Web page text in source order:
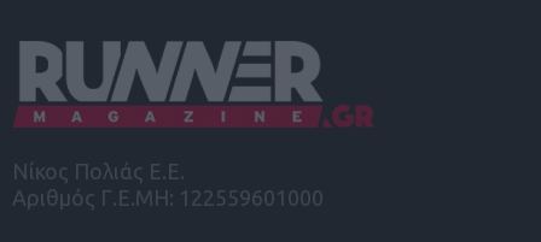
Νίκος Πολιάς Ε.Ε.
Αριθμός Γ.Ε.ΜΗ: 122559601000